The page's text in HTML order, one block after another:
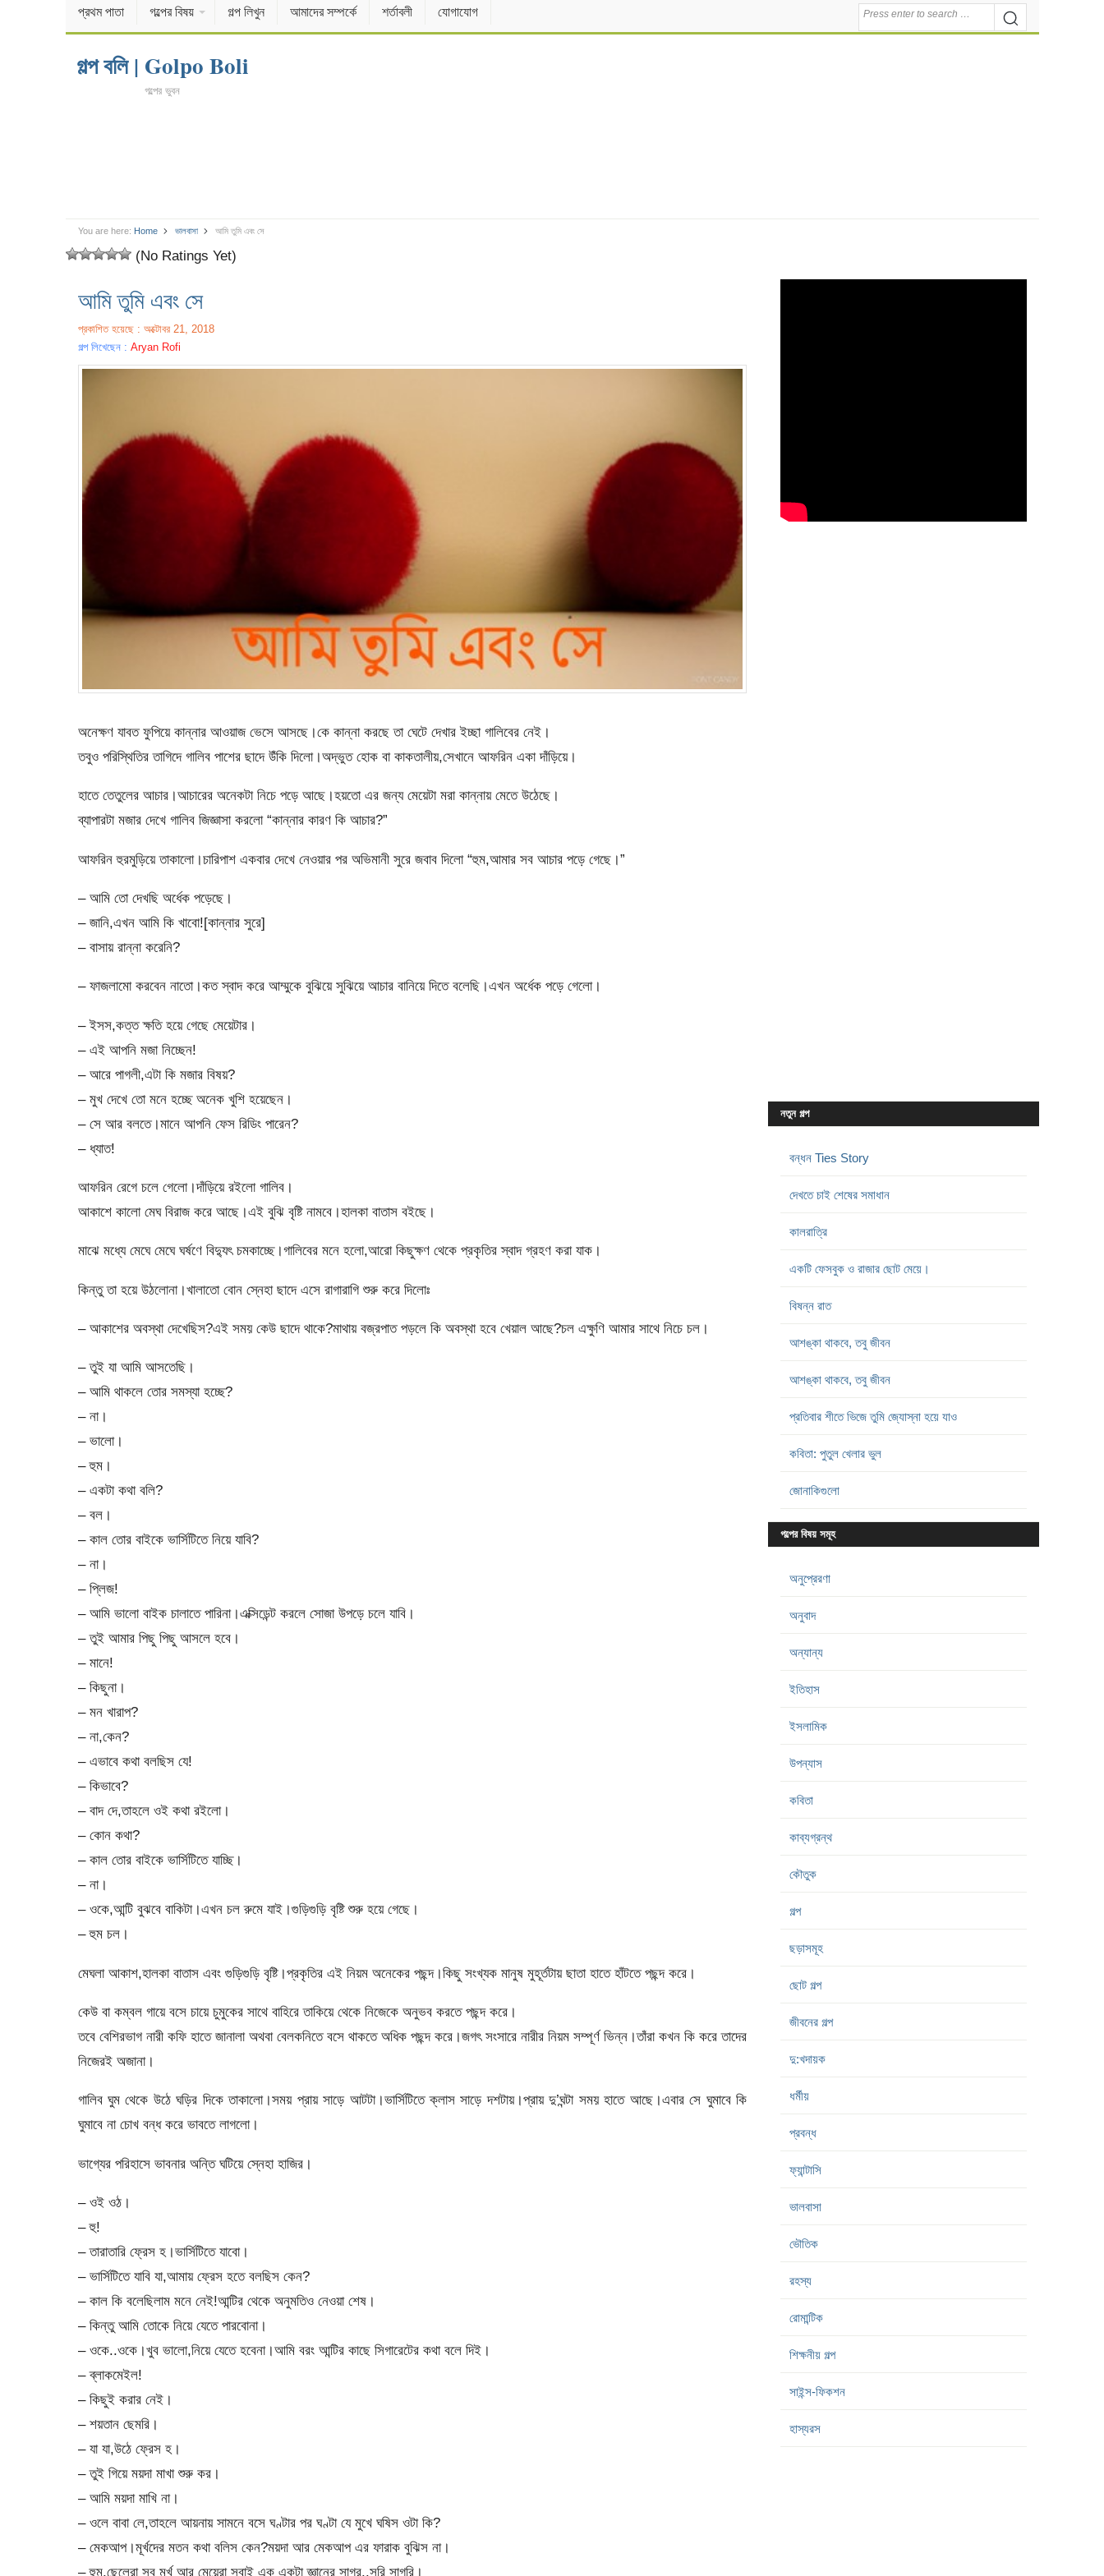
প্রথম পাতা গল্পের বিষয় গল্প লিখুন আমাদের সম্পর্কে শর্তাবলী যোগাযোগ
গল্প বলি | Golpo Boli
গল্পের ভুবন
You are here: Home ভালবাসা আমি তুমি এবং সে
(No Ratings Yet)
আমি তুমি এবং সে
প্রকাশিত হয়েছে : অক্টোবর 21, 2018
গল্প লিখেছেন : Aryan Rofi
অনেক্ষণ যাবত ফুপিয়ে কান্নার আওয়াজ ভেসে আসছে।কে কান্না করছে তা ঘেটে দেখার ইচ্ছা গালিবের নেই।
তবুও পরিস্থিতির তাগিদে গালিব পাশের ছাদে উঁকি দিলো।অদ্ভুত হোক বা কাকতালীয়,সেখানে আফরিন একা দাঁড়িয়ে।
হাতে তেতুলের আচার।আচারের অনেকটা নিচে পড়ে আছে।হয়তো এর জন্য মেয়েটা মরা কান্নায় মেতে উঠেছে।
ব্যাপারটা মজার দেখে গালিব জিজ্ঞাসা করলো “কান্নার কারণ কি আচার?”
আফরিন হুরমুড়িয়ে তাকালো।চারিপাশ একবার দেখে নেওয়ার পর অভিমানী সুরে জবাব দিলো “হুম,আমার সব আচার পড়ে গেছে।”
– আমি তো দেখছি অর্ধেক পড়েছে।
– জানি,এখন আমি কি খাবো![কান্নার সুরে]
– বাসায় রান্না করেনি?
– ফাজলামো করবেন নাতো।কত স্বাদ করে আম্মুকে বুঝিয়ে সুঝিয়ে আচার বানিয়ে দিতে বলেছি।এখন অর্ধেক পড়ে গেলো।
– ইসস,কত্ত ক্ষতি হয়ে গেছে মেয়েটার।
– এই আপনি মজা নিচ্ছেন!
– আরে পাগলী,এটা কি মজার বিষয়?
– মুখ দেখে তো মনে হচ্ছে অনেক খুশি হয়েছেন।
– সে আর বলতে।মানে আপনি ফেস রিডিং পারেন?
– ধ্যাত!
আফরিন রেগে চলে গেলো।দাঁড়িয়ে রইলো গালিব।
আকাশে কালো মেঘ বিরাজ করে আছে।এই বুঝি বৃষ্টি নামবে।হালকা বাতাস বইছে।
মাঝে মধ্যে মেঘে মেঘে ঘর্ষণে বিদ্যুৎ চমকাচ্ছে।গালিবের মনে হলো,আরো কিছুক্ষণ থেকে প্রকৃতির স্বাদ গ্রহণ করা যাক।
কিন্তু তা হয়ে উঠলোনা।খালাতো বোন স্নেহা ছাদে এসে রাগারাগি শুরু করে দিলোঃ
– আকাশের অবস্থা দেখেছিস?এই সময় কেউ ছাদে থাকে?মাথায় বজ্রপাত পড়লে কি অবস্থা হবে খেয়াল আছে?চল এক্ষুণি আমার সাথে নিচে চল।
– তুই যা আমি আসতেছি।
– আমি থাকলে তোর সমস্যা হচ্ছে?
– না।
– ভালো।
– হুম।
– একটা কথা বলি?
– বল।
– কাল তোর বাইকে ভার্সিটিতে নিয়ে যাবি?
– না।
– প্লিজ!
– আমি ভালো বাইক চালাতে পারিনা।এক্সিডেন্ট করলে সোজা উপড়ে চলে যাবি।
– তুই আমার পিছু পিছু আসলে হবে।
– মানে!
– কিছুনা।
– মন খারাপ?
– না,কেন?
– এভাবে কথা বলছিস যে!
– কিভাবে?
– বাদ দে,তাহলে ওই কথা রইলো।
– কোন কথা?
– কাল তোর বাইকে ভার্সিটিতে যাচ্ছি।
– না।
– ওকে,আন্টি বুঝবে বাকিটা।এখন চল রুমে যাই।গুড়িগুড়ি বৃষ্টি শুরু হয়ে গেছে।
– হুম চল।
মেঘলা আকাশ,হালকা বাতাস এবং গুড়িগুড়ি বৃষ্টি।প্রকৃতির এই নিয়ম অনেকের পছন্দ।কিছু সংখ্যক মানুষ মুহূর্তটায় ছাতা হাতে হাঁটতে পছন্দ করে।
কেউ বা কম্বল গায়ে বসে চায়ে চুমুকের সাথে বাহিরে তাকিয়ে থেকে নিজেকে অনুভব করতে পছন্দ করে।
তবে বেশিরভাগ নারী কফি হাতে জানালা অথবা বেলকনিতে বসে থাকতে অধিক পছন্দ করে।জগৎ সংসারে নারীর নিয়ম সম্পূর্ণ ভিন্ন।তাঁরা কখন কি করে তাদের
নিজেরই অজানা।
গালিব ঘুম থেকে উঠে ঘড়ির দিকে তাকালো।সময় প্রায় সাড়ে আটটা।ভার্সিটিতে ক্লাস সাড়ে দশটায়।প্রায় দু’ঘন্টা সময় হাতে আছে।এবার সে ঘুমাবে কি
ঘুমাবে না চোখ বন্ধ করে ভাবতে লাগলো।
ভাগ্যের পরিহাসে ভাবনার অন্তি ঘটিয়ে স্নেহা হাজির।
– ওই ওঠ।
– হু!
– তারাতারি ফ্রেস হ।ভার্সিটিতে যাবো।
– ভার্সিটিতে যাবি যা,আমায় ফ্রেস হতে বলছিস কেন?
– কাল কি বলেছিলাম মনে নেই!আন্টির থেকে অনুমতিও নেওয়া শেষ।
– কিন্তু আমি তোকে নিয়ে যেতে পারবোনা।
– ওকে..ওকে।খুব ভালো,নিয়ে যেতে হবেনা।আমি বরং আন্টির কাছে সিগারেটের কথা বলে দিই।
– ব্লাকমেইল!
– কিছুই করার নেই।
– শয়তান ছেমরি।
– যা যা,উঠে ফ্রেস হ।
– তুই গিয়ে ময়দা মাখা শুরু কর।
– আমি ময়দা মাখি না।
– ওলে বাবা লে,তাহলে আয়নায় সামনে বসে ঘণ্টার পর ঘণ্টা যে মুখে ঘষিস ওটা কি?
– মেকআপ।মূর্খদের মতন কথা বলিস কেন?ময়দা আর মেকআপ এর ফারাক বুঝিস না।
– হুম,ছেলেরা সব মূর্খ আর মেয়েরা সবাই এক একটা জ্ঞানের সাগর..সরি সাগরি।
নতুন গল্প
বন্ধন Ties Story
দেখতে চাই শেষের সমাধান
কালরাত্রি
একটি ফেসবুক ও রাজার ছোট মেয়ে।
বিষন্ন রাত
আশঙ্কা থাকবে, তবু জীবন
আশঙ্কা থাকবে, তবু জীবন
প্রতিবার শীতে ভিজে তুমি জ্যোস্না হয়ে যাও
কবিতা: পুতুল খেলার ভুল
জোনাকিগুলো
গল্পের বিষয় সমূহ
অনুপ্রেরণা
অনুবাদ
অন্যান্য
ইতিহাস
ইসলামিক
উপন্যাস
কবিতা
কাব্যগ্রন্থ
কৌতুক
গল্প
ছড়াসমূহ
ছোট গল্প
জীবনের গল্প
দু:খদায়ক
ধর্মীয়
প্রবন্ধ
ফ্যান্টাসি
ভালবাসা
ভৌতিক
রহস্য
রোমান্টিক
শিক্ষনীয় গল্প
সাইন্স-ফিকশন
হাস্যরস